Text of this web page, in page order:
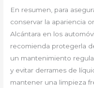
En resumen, para
conservar la apariencia
Alcántara en los
recomienda protegerla
un mantenimiento
y evitar derrames de
mantener una limpieza